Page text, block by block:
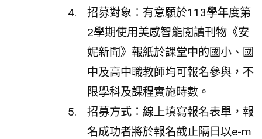
招募對象：有意願於113學年度第
2學期使用美感智能閱讀刊物《安
妮新聞》報紙於課堂中的國小、國
中及高中職教師均可報名參與，不
限學科及課程實施時數。
招募方式：線上填寫報名表單，報
名成功者將於報名截止隔日以e-m